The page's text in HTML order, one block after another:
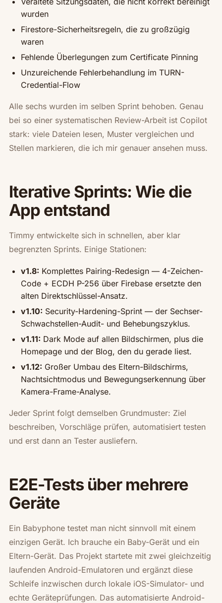
wurden
Firestore-Sicherheitsregeln, die zu großzügig
waren
Fehlende Überlegungen zum Certificate Pinning
Unzureichende Fehlerbehandlung im TURN-
Credential-Flow
Alle sechs wurden im selben Sprint behoben. Genau
bei so einer systematischen Review-Arbeit ist Copilot
stark: viele Dateien lesen, Muster vergleichen und
Stellen markieren, die ich mir genauer ansehen muss.
Iterative Sprints: Wie die
App entstand
Timmy entwickelte sich in schnellen, aber klar
begrenzten Sprints. Einige Stationen:
v1.8: Komplettes Pairing-Redesign — 4-Zeichen-
Code + ECDH P-256 über Firebase ersetzte den
alten Direktschlüssel-Ansatz.
v1.10: Security-Hardening-Sprint — der Sechser-
Schwachstellen-Audit- und Behebungszyklus.
v1.11: Dark Mode auf allen Bildschirmen, plus die
Homepage und der Blog, den du gerade liest.
v1.12: Großer Umbau des Eltern-Bildschirms,
Nachtsichtmodus und Bewegungserkennung über
Kamera-Frame-Analyse.
Jeder Sprint folgt demselben Grundmuster: Ziel
beschreiben, Vorschläge prüfen, automatisiert testen
und erst dann an Tester ausliefern.
E2E-Tests über mehrere
Geräte
Ein Babyphone testet man nicht sinnvoll mit einem
einzigen Gerät. Ich brauche ein Baby-Gerät und ein
Eltern-Gerät. Das Projekt startete mit zwei gleichzeitig
laufenden Android-Emulatoren und ergänzt diese
Schleife inzwischen durch lokale iOS-Simulator- und
echte Geräteprüfungen. Das automatisierte Android-